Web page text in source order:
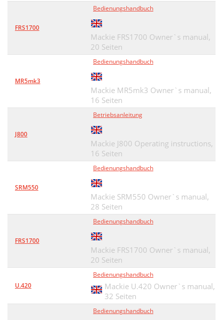
FRS1700
Bedienungshandbuch
Mackie FRS1700 Owner`s manual,
20 Seiten
MR5mk3
Bedienungshandbuch
Mackie MR5mk3 Owner`s manual,
16 Seiten
J800
Betriebsanleitung
Mackie J800 Operating instructions,
16 Seiten
SRM550
Bedienungshandbuch
Mackie SRM550 Owner`s manual,
28 Seiten
FRS1700
Bedienungshandbuch
Mackie FRS1700 Owner`s manual,
20 Seiten
U.420
Bedienungshandbuch
Mackie U.420 Owner`s manual,
32 Seiten
Bedienungshandbuch